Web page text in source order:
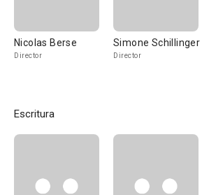
Nicolas Berse
Director
Simone Schillinger
Director
Escritura